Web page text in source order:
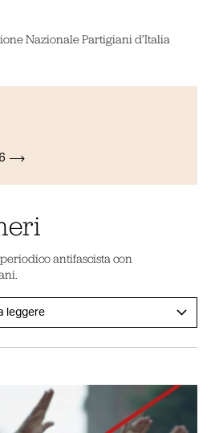
Nazionale Partigiani d’Italia
antifascista con